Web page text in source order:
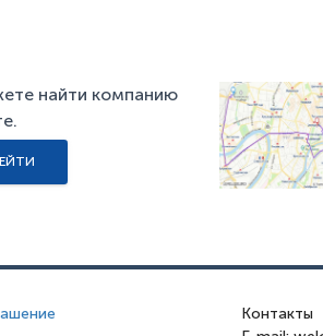
найти компанию
Контакты